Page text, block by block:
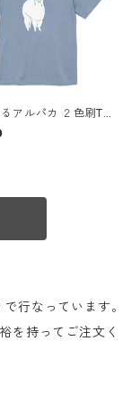
アルパカ ２色刷Tシ
行なっています。
を持ってご注文く